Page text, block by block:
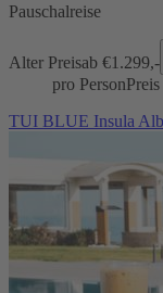
Pauschalreise
Alter Preisab €1.299,-
pro Person
TUI BLUE Insula